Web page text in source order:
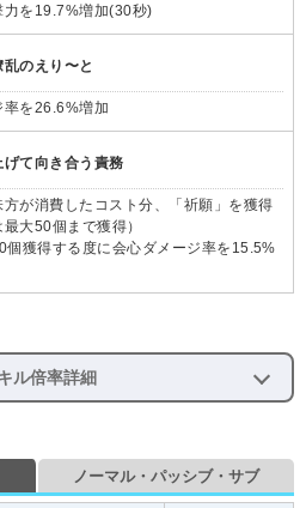
力を19.7%増加(30秒)
乱のえり〜と
率を26.6%増加
げて向き合う責務
方が消費したコスト分、「祈願」を獲得
最大50個まで獲得）
個獲得する度に会心ダメージ率を15.5%
ル倍率詳細
ノーマル・パッシブ・サブ